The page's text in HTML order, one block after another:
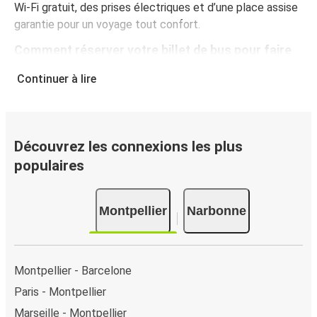
Wi-Fi gratuit, des prises électriques et d’une place assise
garantie pour un voyage tout confort.
Comment réserver votre billet de bus pour faire
Narbonne en ligne, vous pouvez choisir entre différents
modes de paiement sécurisés : carte bancaire, PayPal,
Google Pay ou encore Apple Pay. Vous pouvez également
payer en espèces (dans un point de vente ou lorsque vous
montez à bord du bus).
Continuer à lire
Découvrez les connexions les plus
populaires
Montpellier Narbonne
Montpellier - Barcelone
Paris - Montpellier
Marseille - Montpellier